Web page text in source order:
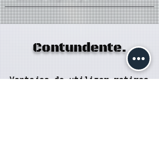
Contundente.
Ventajas de utilizar retiros